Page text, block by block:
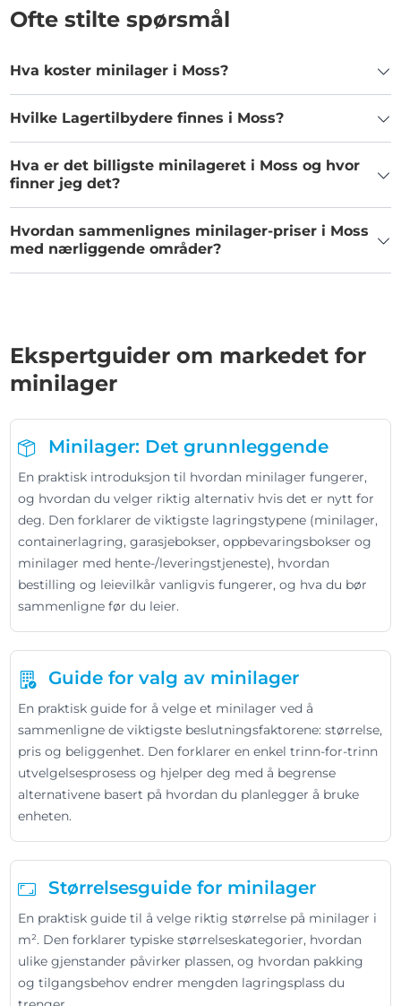
Ofte stilte spørsmål
Hva koster minilager i Moss?
Hvilke Lagertilbydere finnes i Moss?
Hva er det billigste minilageret i Moss og hvor
finner jeg det?
Hvordan sammenlignes minilager-priser i Moss
med nærliggende områder?
Ekspertguider om markedet for
minilager
Minilager: Det grunnleggende
En praktisk introduksjon til hvordan minilager fungerer,
og hvordan du velger riktig alternativ hvis det er nytt for
deg. Den forklarer de viktigste lagringstypene (minilager,
containerlagring, garasjebokser, oppbevaringsbokser og
minilager med hente-/leveringstjeneste), hvordan
bestilling og leievilkår vanligvis fungerer, og hva du bør
sammenligne før du leier.
Guide for valg av minilager
En praktisk guide for å velge et minilager ved å
sammenligne de viktigste beslutningsfaktorene: størrelse,
pris og beliggenhet. Den forklarer en enkel trinn-for-trinn
utvelgelsesprosess og hjelper deg med å begrense
alternativene basert på hvordan du planlegger å bruke
enheten.
Størrelsesguide for minilager
En praktisk guide til å velge riktig størrelse på minilager i
m². Den forklarer typiske størrelseskategorier, hvordan
ulike gjenstander påvirker plassen, og hvordan pakking
og tilgangsbehov endrer mengden lagringsplass du